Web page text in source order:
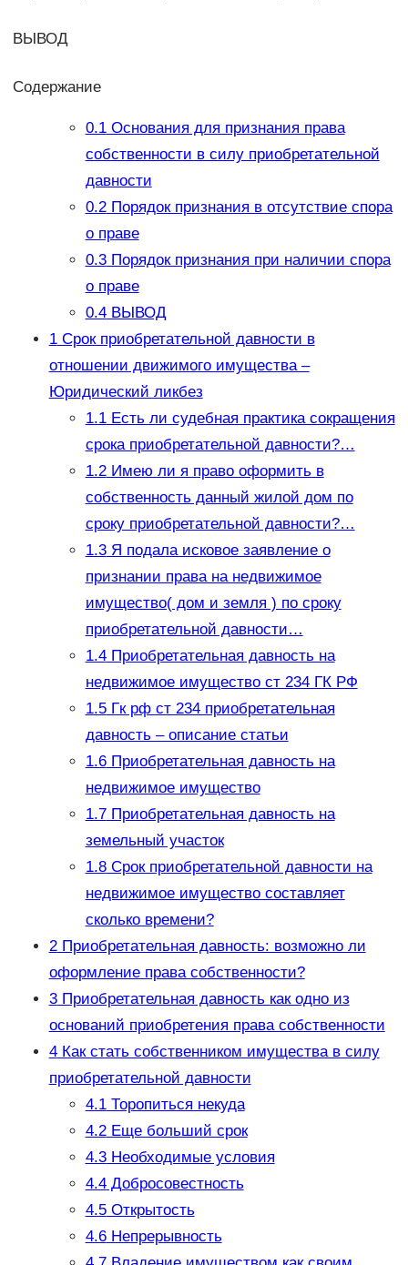
ВЫВОД
Содержание
0.1Основания для признания права
собственности в силу приобретательной
давности
0.2Порядок признания в отсутствие спора
о праве
0.3Порядок признания при наличии спора
о праве
0.4ВЫВОД
1Срок приобретательной давности в
отношении движимого имущества –
Юридический ликбез
1.1Есть ли судебная практика сокращения
срока приобретательной давности?…
1.2Имею ли я право оформить в
собственность данный жилой дом по
сроку приобретательной давности?…
1.3Я подала исковое заявление о
признании права на недвижимое
имущество( дом и земля ) по сроку
приобретательной давности…
1.4Приобретательная давность на
недвижимое имущество ст 234 ГК РФ
1.5Гк рф ст 234 приобретательная
давность – описание статьи
1.6Приобретательная давность на
недвижимое имущество
1.7Приобретательная давность на
земельный участок
1.8Срок приобретательной давности на
недвижимое имущество составляет
сколько времени?
2Приобретательная давность: возможно ли
оформление права собственности?
3Приобретательная давность как одно из
оснований приобретения права собственности
4Как стать собственником имущества в силу
приобретательной давности
4.1Торопиться некуда
4.2Еще больший срок
4.3Необходимые условия
4.4Добросовестность
4.5Открытость
4.6Непрерывность